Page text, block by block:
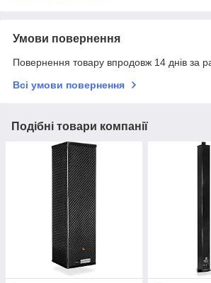
Умови повернення
Повернення товару впродовж 14 днів за
Всі умови повернення
Подібні товари компанії